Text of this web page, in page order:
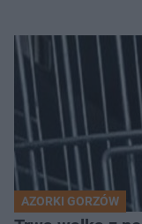
AZORKI GORZÓW